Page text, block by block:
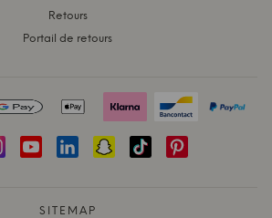
Retours
Portail de retours
SITEMAP